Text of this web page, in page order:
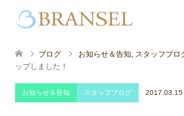
ブログ お知らせ＆告知 スタッフブロ
ップしました！
お知らせ＆告知 スタッフブログ 2017.03.15